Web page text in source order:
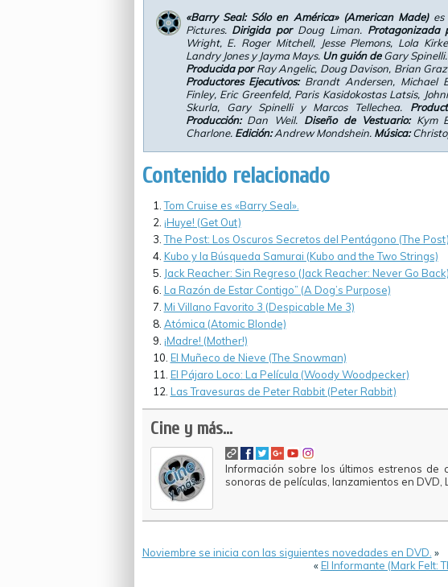
«Barry Seal: Sólo en América» (American Made)es
Pictures. Dirigida porDoug Liman.Protagonizada
Wright, E. Roger Mitchell, Jesse Plemons, Lola
Landry Jones y Jayma Mays. Un guión deGary Spinelli.
Producida porRay Angelic, Doug Davison, Brian
Productores Ejecutivos:Brandt Andersen, Michael
Finley, Eric Greenfeld, Paris Kasidokostas Latsis,
Skurla, Gary Spinelli y Marcos Tellechea.
Producción:Dan Weil. Diseño de Vestuario:Kym
Charlone. Edición:Andrew Mondshein. Música:
Contenido relacionado
Tom Cruise es «Barry Seal».
¡Huye! (Get Out)
The Post: Los Oscuros Secretos del Pentágono (The Post)
Kubo y la Búsqueda Samurai (Kubo and the Two Strings)
Jack Reacher: Sin Regreso (Jack Reacher: Never Go Back)
La Razón de Estar Contigo” (A Dog’s Purpose)
Mi Villano Favorito 3 (Despicable Me 3)
Atómica (Atomic Blonde)
¡Madre! (Mother!)
El Muñeco de Nieve (The Snowman)
El Pájaro Loco: La Película (Woody Woodpecker)
Las Travesuras de Peter Rabbit (Peter Rabbit)
Cine y más...
Información sobre los últimos estrenos de
sonoras de películas, lanzamientos en DVD,
Noviembre se inicia con las siguientes novedades en DVD. »
«El Informante (Mark Felt: